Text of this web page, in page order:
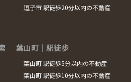
逗子市 駅徒歩20分以内の不動産
葉山町｜駅徒歩
葉山町 駅徒歩5分以内の不動産
葉山町 駅徒歩10分以内の不動産